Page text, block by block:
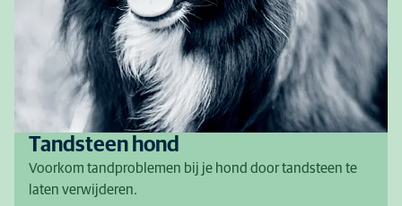
Tandsteen hond
Voorkom tandproblemen bij je hond door tandsteen te
laten verwijderen.